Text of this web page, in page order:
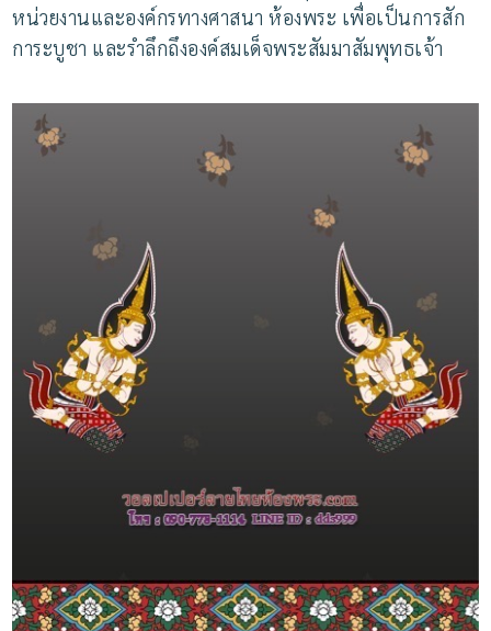
หน่วยงานและองค์กรทางศาสนา ห้องพระ เพื่อเป็นการสัก
การะบูชา และรำลึกถึงองค์สมเด็จพระสัมมาสัมพุทธเจ้า